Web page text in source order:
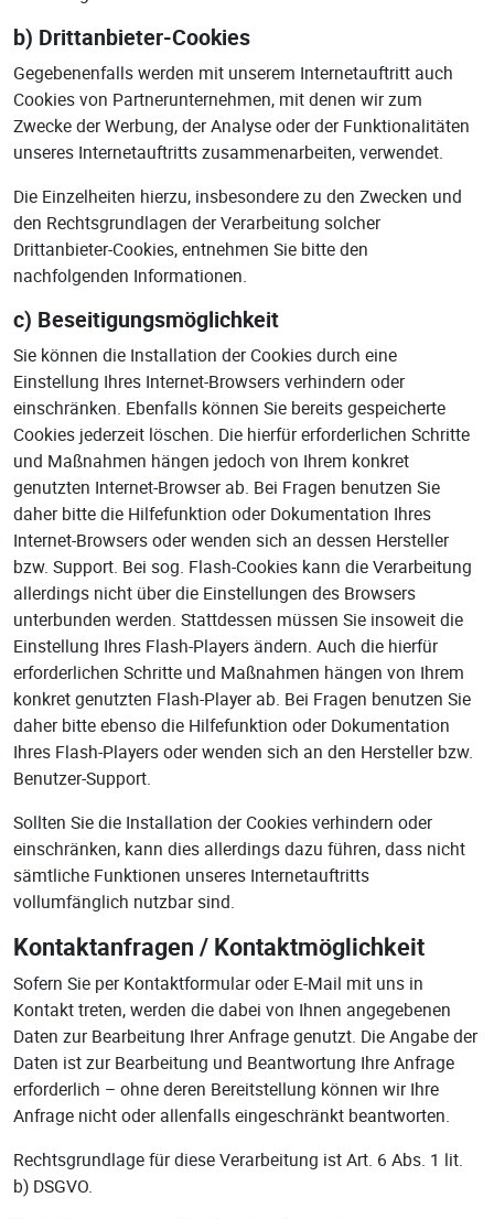
b) Drittanbieter-Cookies
Gegebenenfalls werden mit unserem Internetauftritt auch
Cookies von Partnerunternehmen, mit denen wir zum
Zwecke der Werbung, der Analyse oder der Funktionalitäten
unseres Internetauftritts zusammenarbeiten, verwendet.
Die Einzelheiten hierzu, insbesondere zu den Zwecken und
den Rechtsgrundlagen der Verarbeitung solcher
Drittanbieter-Cookies, entnehmen Sie bitte den
nachfolgenden Informationen.
c) Beseitigungsmöglichkeit
Sie können die Installation der Cookies durch eine
Einstellung Ihres Internet-Browsers verhindern oder
einschränken. Ebenfalls können Sie bereits gespeicherte
Cookies jederzeit löschen. Die hierfür erforderlichen Schritte
und Maßnahmen hängen jedoch von Ihrem konkret
genutzten Internet-Browser ab. Bei Fragen benutzen Sie
daher bitte die Hilfefunktion oder Dokumentation Ihres
Internet-Browsers oder wenden sich an dessen Hersteller
bzw. Support. Bei sog. Flash-Cookies kann die Verarbeitung
allerdings nicht über die Einstellungen des Browsers
unterbunden werden. Stattdessen müssen Sie insoweit die
Einstellung Ihres Flash-Players ändern. Auch die hierfür
erforderlichen Schritte und Maßnahmen hängen von Ihrem
konkret genutzten Flash-Player ab. Bei Fragen benutzen Sie
daher bitte ebenso die Hilfefunktion oder Dokumentation
Ihres Flash-Players oder wenden sich an den Hersteller bzw.
Benutzer-Support.
Sollten Sie die Installation der Cookies verhindern oder
einschränken, kann dies allerdings dazu führen, dass nicht
sämtliche Funktionen unseres Internetauftritts
vollumfänglich nutzbar sind.
Kontaktanfragen / Kontaktmöglichkeit
Sofern Sie per Kontaktformular oder E-Mail mit uns in
Kontakt treten, werden die dabei von Ihnen angegebenen
Daten zur Bearbeitung Ihrer Anfrage genutzt. Die Angabe der
Daten ist zur Bearbeitung und Beantwortung Ihre Anfrage
erforderlich – ohne deren Bereitstellung können wir Ihre
Anfrage nicht oder allenfalls eingeschränkt beantworten.
Rechtsgrundlage für diese Verarbeitung ist Art. 6 Abs. 1 lit.
b) DSGVO.